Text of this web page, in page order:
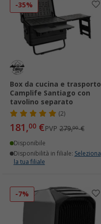
-35%
Box da cucina e trasporto
Camplife Santiago con
tavolino separato
(2)
181,00 €PVP 279,00€
Disponibile
Disponibilità in filiale: Seleziona
la tua filiale
-7%